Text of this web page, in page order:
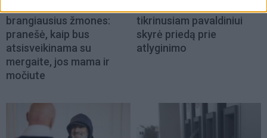
brangiausius žmones:
pranešė, kaip bus
atsisveikinama su
mergaite, jos mama ir
močiute
tikrinusiam pavaldiniui
skyrė priedą prie
atlyginimo